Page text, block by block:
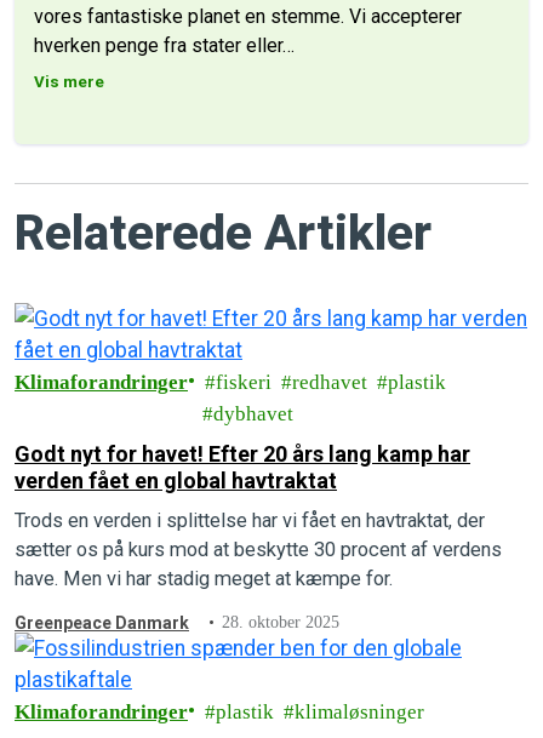
vores fantastiske planet en stemme. Vi accepterer
hverken penge fra stater eller…
Vis mere
Relaterede Artikler
Klimaforandringer fiskeri redhavet
plastik
dybhavet
Godt nyt for havet! Efter 20 års lang kamp har
verden fået en global havtraktat
Trods en verden i splittelse har vi fået en havtraktat, der
sætter os på kurs mod at beskytte 30 procent af verdens
have. Men vi har stadig meget at kæmpe for.
Greenpeace Danmark 28. oktober 2025
Klimaforandringer plastik klimaløsninger